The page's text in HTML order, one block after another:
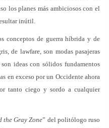
los planes más ambiciosos con el
inútil.
conceptos de guerra híbrida y de
de lawfare, son modas pasajeras
ideas con sólidos fundamentos
en exceso por un Occidente ahora
tanto ciego y sordo a cualquier
the Gray Zone” del politólogo ruso